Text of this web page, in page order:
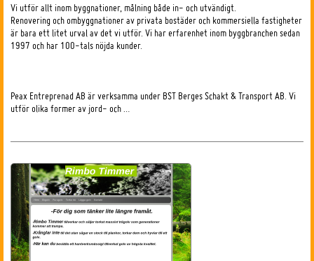
Vi utför allt inom byggnationer, målning både in- och utvändigt.
Renovering och ombyggnationer av privata bostäder och kommersiella fastigheter
är bara ett litet urval av det vi utför. Vi har erfarenhet inom byggbranchen sedan
1997 och har 100-tals nöjda kunder.
Peax Entreprenad AB är verksamma under BST Berges Schakt & Transport AB. Vi
utför olika former av jord- och …